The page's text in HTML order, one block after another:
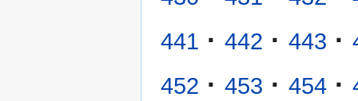
441 · 442 · 443 ·
452 · 453 · 454 ·